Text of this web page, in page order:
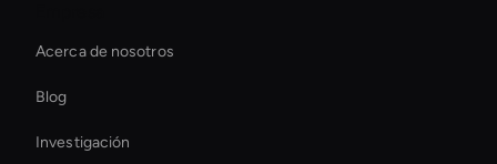
Real-Time Virtual Human
Live Streaming Avatar
Interactive Product Demo Ai
Acerca de nosotros
Blog
Investigación